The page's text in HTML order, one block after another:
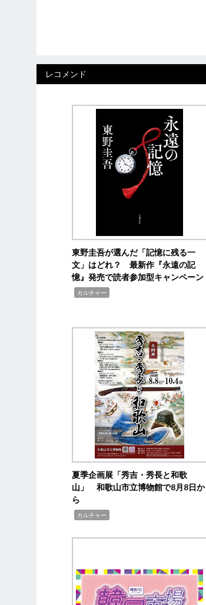
レコメンド
東野圭吾が選んだ「記憶に残る一
文」はどれ？ 最新作『永遠の記
憶』発売で読者参加型キャンペーン
カルチャー
夏季企画展「秀吉・秀長と和歌
山」 和歌山市立博物館で8月8日か
ら
カルチャー